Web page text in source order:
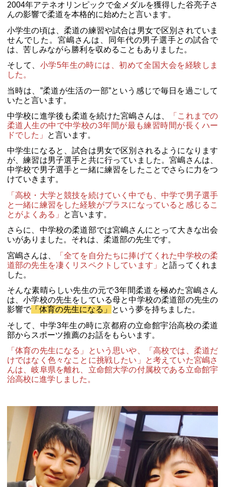
2004年アテネオリンピックで金メダルを獲得した谷亮子さ
んの影響で柔道を本格的に始めたと言います。
小学生の頃は、柔道の練習や試合は男女で区別されていま
せんでした。宮嶋さんは、同年代の男子選手との試合で
は、苦しみながら勝利を収めることもありました。
そして、 小学5年生の時には、初めて全国大会を経験しま
した。
当時は、”柔道が生活の一部”という感じで毎日を過ごして
いたと言います。
中学校に進学後も柔道を続けた宮嶋さんは、
「これまでの
柔道人生の中で中学校の3年間が最も練習時間が長くハー
ドでした」
と言います。
中学生になると、試合は男女で区別されるようになります
が、練習は男子選手と共に行っていました。宮嶋さんは、
中学校で男子選手と一緒に練習をしたことでさらに力をつ
けていきます。
「高校・大学と競技を続けていく中でも、中学で男子選手
と一緒に練習をした経験がプラスになっていると感じるこ
とがよくある」
と言います。
さらに、中学校の柔道部では宮嶋さんにとって大きな出会
いがありました。それは、柔道部の先生です。
宮嶋さんは、
「全てを自分たちに捧げてくれた中学校の柔
道部の先生を凄くリスペクトしています」
と語ってくれま
した。
そんな素晴らしい先生の元で3年間柔道を極めた宮嶋さん
は、小学校の先生をしている母と中学校の柔道部の先生の
影響で「体育の先生になる」
という夢を持ちました。
そして、中学3年生の時に京都府の立命館宇治高校の柔道
部からスポーツ推薦のお話をもらいます。
「体育の先生になる」という思いや、「高校では、柔道だ
けではなく色々なことに挑戦したい」と考えていた宮嶋さ
んは、岐阜県を離れ、立命館大学の付属校である立命館宇
治高校に進学しました。